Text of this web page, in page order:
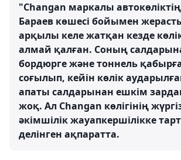
"Changan маркалы автокөліктің
Бараев көшесі бойымен
арқылы келе жатқан кезде
алмай қалған. Соның
бордюрге және тоннель
соғылып, кейін көлік
апаты салдарынан ешкім
жоқ. Ал Changan көлігінің
әкімшілік жауапкершілікке
делінген ақпаратта.